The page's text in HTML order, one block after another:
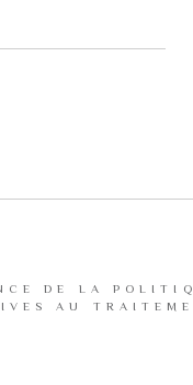
DE LA
AU